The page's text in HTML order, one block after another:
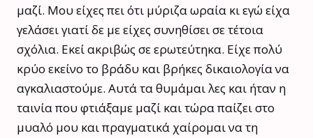
μαζί. Μου είχες πει ότι μύριζα ωραία κι εγώ είχα
γελάσει γιατί δε με είχες συνηθίσει σε τέτοια
σχόλια. Εκεί ακριβώς σε ερωτεύτηκα. Είχε πολύ
κρύο εκείνο το βράδυ και βρήκες δικαιολογία να
αγκαλιαστούμε. Αυτά τα θυμάμαι λες και ήταν η
ταινία που φτιάξαμε μαζί και τώρα παίζει στο
μυαλό μου και πραγματικά χαίρομαι να τη